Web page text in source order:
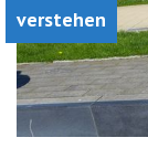
verstehen